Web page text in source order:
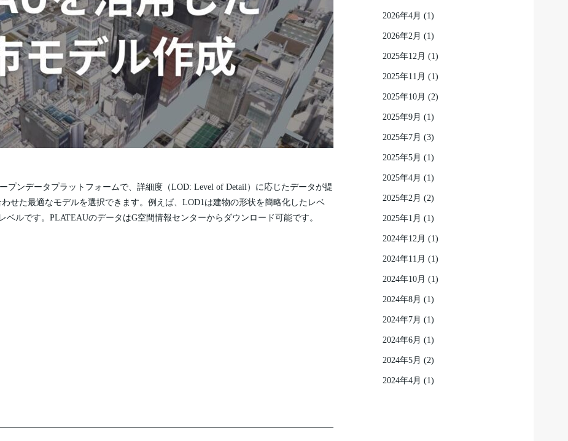
プンデータプラットフォームで、詳細度（LOD: Level of Detail）に応じたデータが提
せた最適なモデルを選択できます。例えば、LOD1は建物の形状を簡略化したレベ
ルです。PLATEAUのデータはG空間情報センターからダウンロード可能です。
2026年4月 (1)
2026年2月 (1)
2025年12月 (1)
2025年11月 (1)
2025年10月 (2)
2025年9月 (1)
2025年7月 (3)
2025年5月 (1)
2025年4月 (1)
2025年2月 (2)
2025年1月 (1)
2024年12月 (1)
2024年11月 (1)
2024年10月 (1)
2024年8月 (1)
2024年7月 (1)
2024年6月 (1)
2024年5月 (2)
2024年4月 (1)